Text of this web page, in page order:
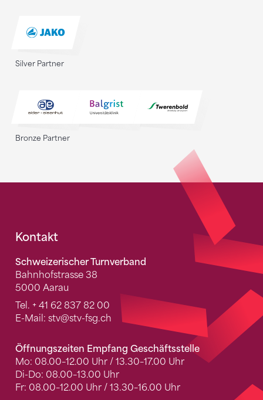
Silver Partner
Bronze Partner
Fusszeile
Kontakt
Schweizerischer Turnverband
Bahnhofstrasse 38
5000 Aarau
Tel. + 41 62 837 82 00
E-Mail: stv@stv-fsg.ch
Öffnungszeiten Empfang Geschäftsstelle
Mo: 08.00–12.00 Uhr / 13.30–17.00 Uhr
Di-Do: 08.00–13.00 Uhr
Fr: 08.00–12.00 Uhr / 13.30–16.00 Uhr